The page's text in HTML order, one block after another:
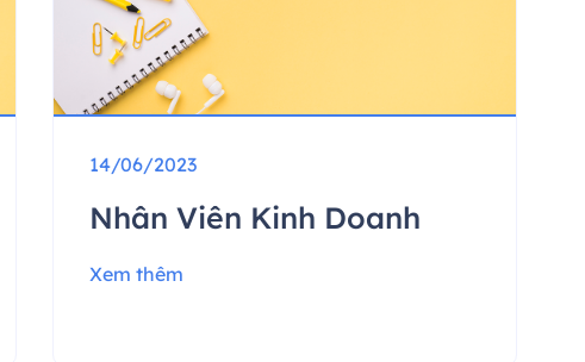
Nhân Viên Kinh Doanh
14/06/2023
Xem thêm